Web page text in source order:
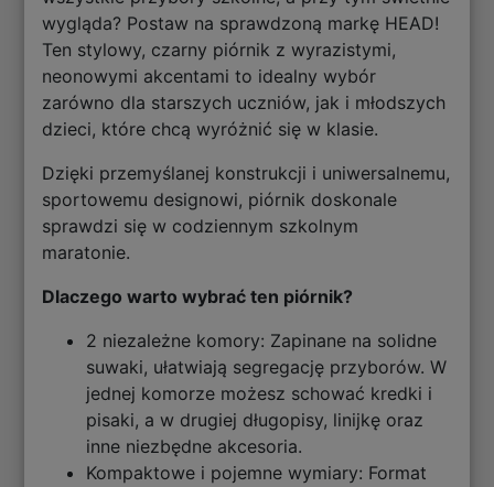
wygląda? Postaw na sprawdzoną markę HEAD!
Ten stylowy, czarny piórnik z wyrazistymi,
neonowymi akcentami to idealny wybór
zarówno dla starszych uczniów, jak i młodszych
dzieci, które chcą wyróżnić się w klasie.
Dzięki przemyślanej konstrukcji i uniwersalnemu,
sportowemu designowi, piórnik doskonale
sprawdzi się w codziennym szkolnym
maratonie.
Dlaczego warto wybrać ten piórnik?
2 niezależne komory: Zapinane na solidne
suwaki, ułatwiają segregację przyborów. W
jednej komorze możesz schować kredki i
pisaki, a w drugiej długopisy, linijkę oraz
inne niezbędne akcesoria.
Kompaktowe i pojemne wymiary: Format